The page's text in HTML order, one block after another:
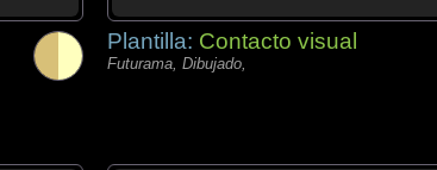
Plantilla: Contacto visual
Futurama, Dibujado,